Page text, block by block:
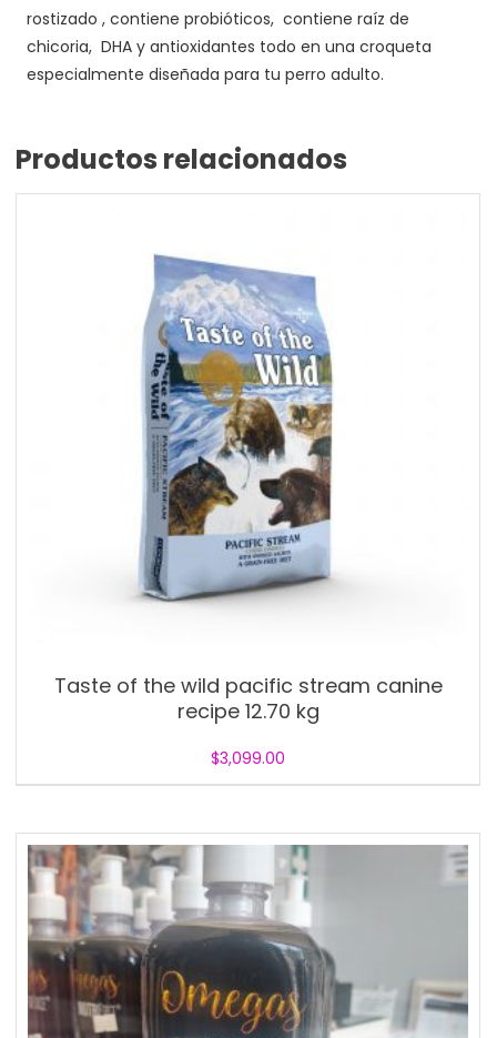
rostizado , contiene probióticos, contiene raíz de
chicoria, DHA y antioxidantes todo en una croqueta
especialmente diseñada para tu perro adulto.
Productos relacionados
Taste of the wild pacific stream canine
recipe 12.70 kg
$3,099.00